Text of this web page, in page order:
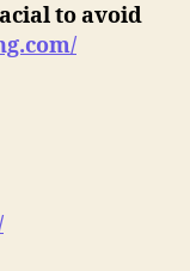
to avoid